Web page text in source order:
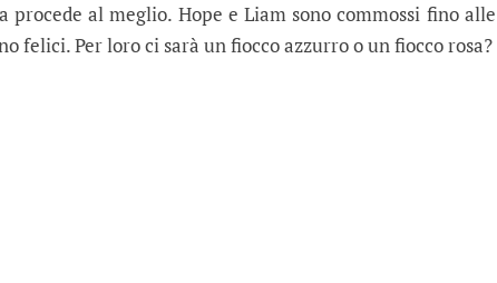
procede al meglio. Hope e Liam sono commossi fino alle
felici. Per loro ci sarà un fiocco azzurro o un fiocco rosa?